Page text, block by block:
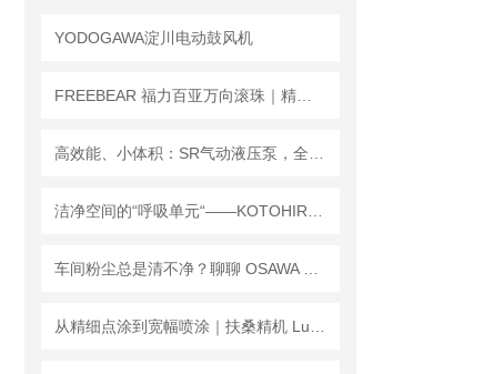
YODOGAWA淀川电动鼓风机